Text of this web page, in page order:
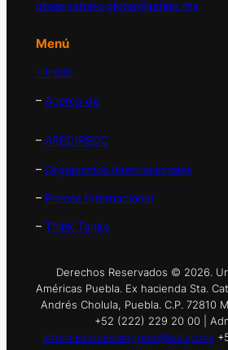
observatorio.global@udlap.mx
Menú
– Inicio
– Acerca de
– APEC/PECC
– Organismos Internacionales
– Prensa Internacional
– Think Tanks
Derechos Reservados © 2026.
Américas Puebla. Ex hacienda Sta.
Andrés Cholula, Puebla. C.P. 72810
+52 (222) 229 20 00 |
informes.nuevoingreso@udlap.mx